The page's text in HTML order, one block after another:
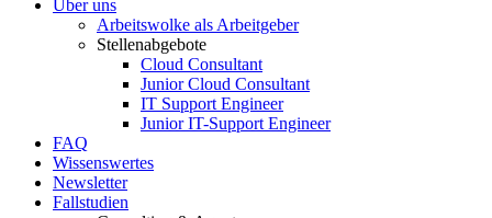
Über uns
Arbeitswolke als Arbeitgeber
Stellenabgebote
Cloud Consultant
Junior Cloud Consultant
IT Support Engineer
Junior IT-Support Engineer
FAQ
Wissenswertes
Newsletter
Fallstudien